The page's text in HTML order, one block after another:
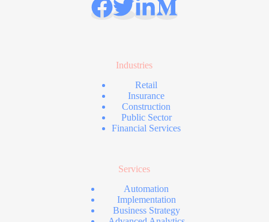
Industries
Retail
Insurance
Construction
Public Sector
Financial Services
Services
Automation
Implementation
Business Strategy